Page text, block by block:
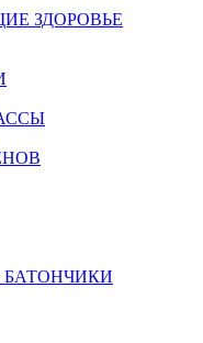
ЗДОРОВЬЕ
БАТОНЧИКИ